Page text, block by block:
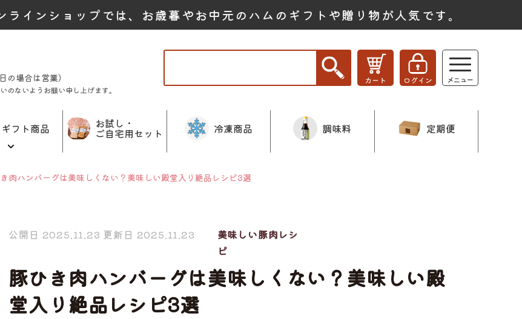
インショップでは、お歳暮やお中元のハムのギフトや贈り物が人気です。
場合は営業）
のないようお願い申し上げます。
ギフト商品 お試し・
ご自宅用セット 冷凍商品 調味料 定期便
肉ハンバーグは美味しくない？美味しい殿堂入り絶品レシピ3選
公開日 2025.11.23 更新日 2025.11.23
美味しい豚肉レシ
ピ
豚ひき肉ハンバーグは美味しくない？美味しい殿
堂入り絶品レシピ3選